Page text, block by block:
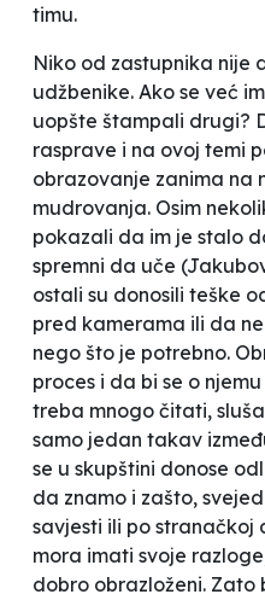
timu.
Niko od zastupnika nije
udžbenike. Ako se već
uopšte štampali drugi?
rasprave i na ovoj temi
obrazovanje zanima na
mudrovanja. Osim
pokazali da im je stalo
spremni da uče
ostali su donosili teške
pred kamerama ili da
nego što je potrebno.
proces i da bi se o
treba mnogo čitati,
samo jedan takav
se u skupštini donose
da znamo i zašto,
savjesti ili po
mora imati svoje
dobro obrazloženi. Zato